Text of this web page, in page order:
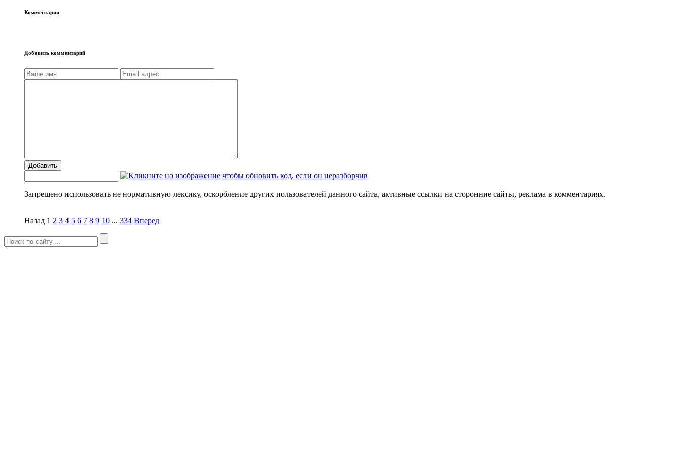
Комментарии
Добавить комментарий
Добавить
Запрещено использовать не нормативную лексику, оскорбление других пользователей данного сайта, активные ссылки на сторонние сайты, реклама в комментариях.
Назад 1 2 3 4 5 6 7 8 9 10 ... 334 Вперед